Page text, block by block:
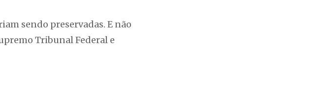
sendo preservadas. E não
Tribunal Federal e